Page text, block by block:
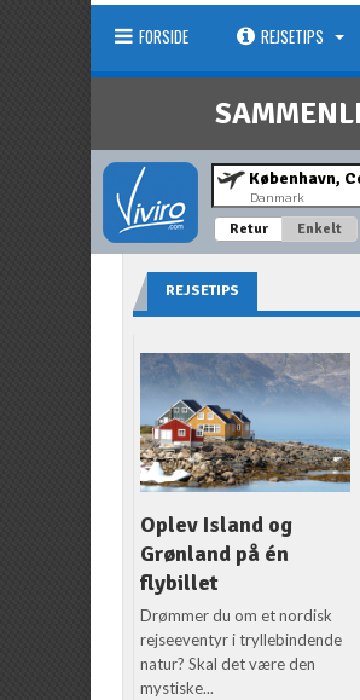
FORSIDE REJSETIPS
Danmark
Retur Enkelt
REJSETIPS
Oplev Island og
Grønland på én
flybillet
Drømmer du om et nordisk
rejseeventyr i tryllebindende
natur? Skal det være den
mystiske...